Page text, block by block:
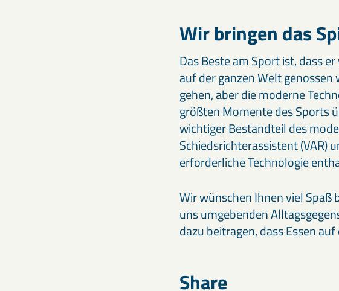
Wir bringen das
Das Beste am Sport ist, dass
auf der ganzen Welt
gehen, aber die moderne
größten Momente des Sports
wichtiger Bestandteil des
Schiedsrichterassistent (VAR)
erforderliche Technologie
Wir wünschen Ihnen viel
uns umgebenden
dazu beitragen, dass Essen
Share